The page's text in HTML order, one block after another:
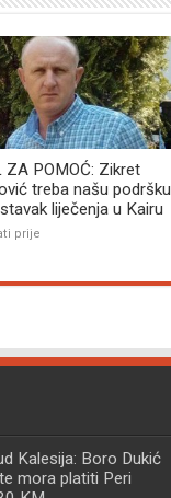
ZA POMOĆ: Zikret
treba našu podršku
liječenja u Kairu
prije
Kalesija: Boro Dukić
mora platiti Peri